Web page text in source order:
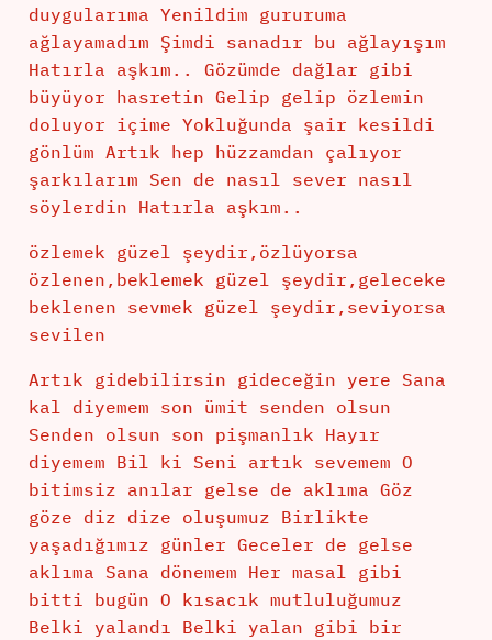
duygularıma Yenildim gururuma
ağlayamadım Şimdi sanadır bu ağlayışım
Hatırla aşkım.. Gözümde dağlar gibi
büyüyor hasretin Gelip gelip özlemin
doluyor içime Yokluğunda şair kesildi
gönlüm Artık hep hüzzamdan çalıyor
şarkılarım Sen de nasıl sever nasıl
söylerdin Hatırla aşkım..
özlemek güzel şeydir,özlüyorsa
özlenen,beklemek güzel şeydir,geleceke
beklenen sevmek güzel şeydir,seviyorsa
sevilen
Artık gidebilirsin gideceğin yere Sana
kal diyemem son ümit senden olsun
Senden olsun son pişmanlık Hayır
diyemem Bil ki Seni artık sevemem O
bitimsiz anılar gelse de aklıma Göz
göze diz dize oluşumuz Birlikte
yaşadığımız günler Geceler de gelse
aklıma Sana dönemem Her masal gibi
bitti bugün O kısacık mutluluğumuz
Belki yalandı Belki yalan gibi bir